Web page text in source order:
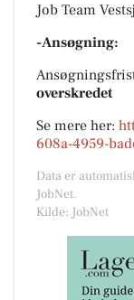
Job Team
-Ansøgning:
overskredet
Se mere her:
608a-4959-
Data er
JobNet.
Kilde: JobNet